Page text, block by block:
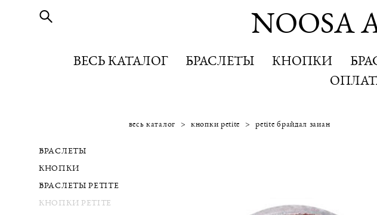
NOOSA
ВЕСЬ КАТАЛОГ БРАСЛЕТЫ КНОПКИ
NOOSA
ВЕСЬ КАТАЛОГ БРАСЛЕТЫ КНОПКИ
БРАСЛЕТЫ
КНОПКИ
БРАСЛЕТЫ PETITE
КНОПКИ PETITE
весь каталог > кнопки petite > petite брайдал заиан